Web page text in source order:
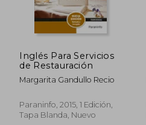
₡ 250.395
Inglés Para Servicios
de Restauración
Margarita Gandullo Recio
Paraninfo, 2015, 1 Edición,
Tapa Blanda, Nuevo